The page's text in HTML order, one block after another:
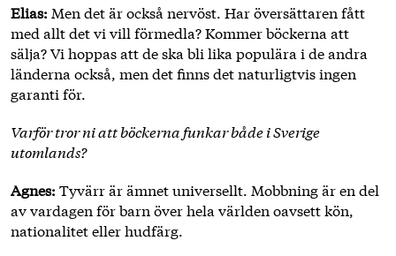
Elias: Men det är också nervöst. Har översättaren fått
med allt det vi vill förmedla? Kommer böckerna att
sälja? Vi hoppas att de ska bli lika populära i de andra
länderna också, men det finns det naturligtvis ingen
garanti för.
Varför tror ni att böckerna funkar både i Sverige
utomlands?
Agnes: Tyvärr är ämnet universellt. Mobbning är en del
av vardagen för barn över hela världen oavsett kön,
nationalitet eller hudfärg.